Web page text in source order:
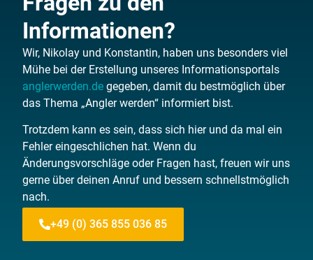
Informationen?
Wir, Nikolay und Konstantin, haben uns besonders viel
Mühe bei der Erstellung unseres Informationsportals
anglerwerden.de gegeben, damit du bestmöglich über
das Thema „Angler werden“ informiert bist.
Trotzdem kann es sein, dass sich hier und da mal ein
Fehler eingeschlichen hat. Wenn du
Änderungsvorschläge oder Fragen hast, freuen wir uns
gerne über deinen Anruf und bessern schnellstmöglich
nach.
+49 (0) 365 855 036 85